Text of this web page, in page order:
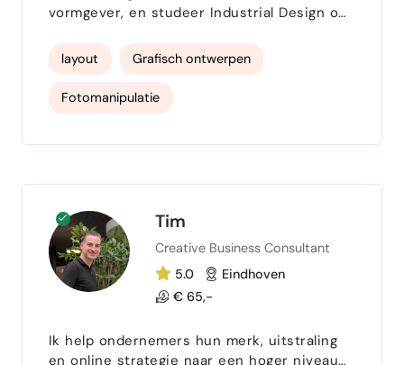
Social Media Campaigns
Landing Page Design HubSpot CRM
Adobe Creative Suite
vormgever, en studeer Industrial Design op
ben werker-eigenaar in de co-operatie
genaamd Bogfolk, en met hen heb ik
Lichoma: A Cardbased Meatpunk TTRPG
gemaakt, wat genomineerd is voor een Indie
design.
layout Grafisch ontwerpen
Fotomanipulatie
Tim
Creative Business Consultant
5.0
Eindhoven
€ 65,-
Ik help ondernemers hun merk, uitstraling
en online strategie naar een hoger niveau